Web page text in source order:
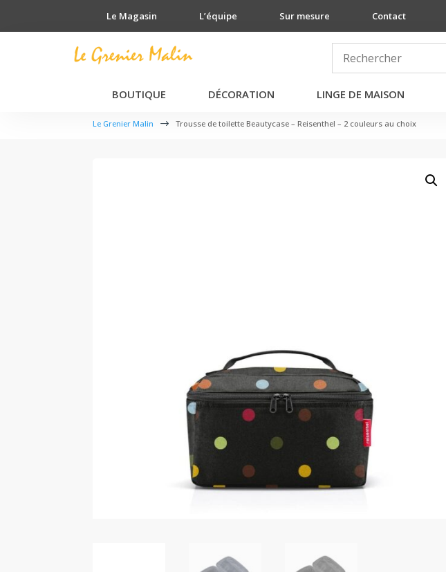
Le Magasin L’équipe Sur mesure Contact
BOUTIQUE DÉCORATION LINGE DE MAISON
Le Grenier Malin $ Trousse de toilette Beautycase – Reisenthel – 2 couleurs au choix